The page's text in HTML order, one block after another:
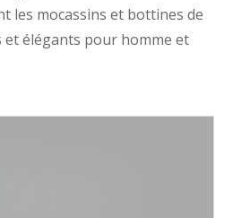
les mocassins et bottines de
élégants pour homme et